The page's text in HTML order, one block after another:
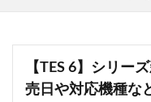
【TES 6】シリー
売日や対応機種な